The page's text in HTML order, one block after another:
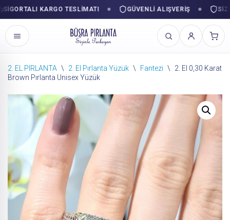
KARGO TESLIMATI GÜVENLI ALIŞVERIŞ
İçeriğe
2. EL PIRLANTA \ 2. El Pırlanta Yüzük \ Fantezi \
2. El 0,30 Karat
Brown Pırlanta Unisex Yüzük